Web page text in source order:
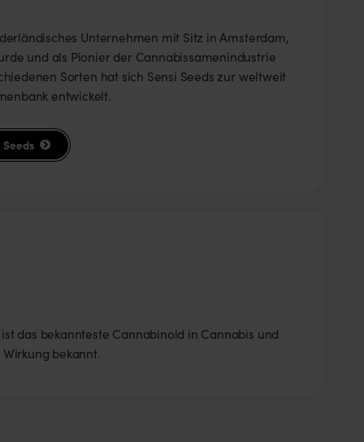
Unternehmen mit Sitz in Amsterdam,
und als Pionier der Cannabissamenindustrie
Sorten hat sich Sensi Seeds zur weltweit
entwickelt.
das bekannteste Cannabinoid in Cannabis und
bekannt.